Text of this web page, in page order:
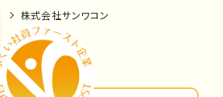
株式会社サンワコン